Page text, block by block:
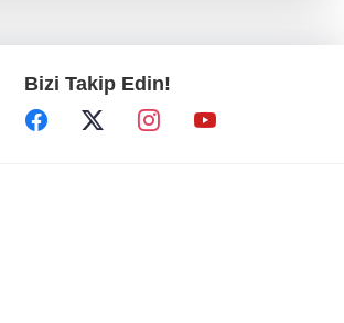
Zafer Partisi Genel Başkanı Özdağ:
eminim."!
Bizi Takip Edin!